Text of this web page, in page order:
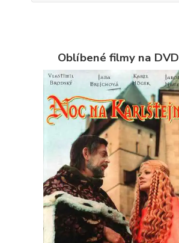
Oblíbené filmy na DVD